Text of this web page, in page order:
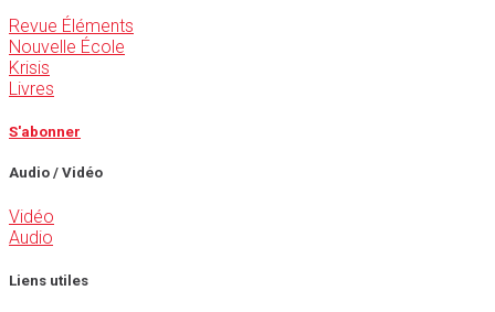
Revue Éléments
Nouvelle École
Krisis
Livres
S'abonner
Audio / Vidéo
Vidéo
Audio
Liens utiles